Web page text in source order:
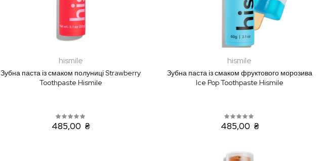
hismile
Зубна паста із смаком полуниці Strawberry
Toothpaste Hismile
485,00 ₴
hismile
Зубна паста із смаком фруктового морозива
Ice Pop Toothpaste Hismile
485,00 ₴